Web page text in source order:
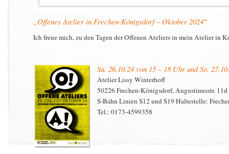
„Offenes Atelier in Frechen-Königsdorf – Oktober 2024″
Ich freue mich, zu den Tagen der Offenen Ateliers in mein Atelier in
Sa. 26.10.24 von 15 – 18 Uhr und So.
Atelier Lissy Winterhoff
50226 Frechen-Königsdorf, Augustinusstr. 11d
S-Bahn Linien S12 und S19 Haltestelle:
Tel.: 0173-4599358